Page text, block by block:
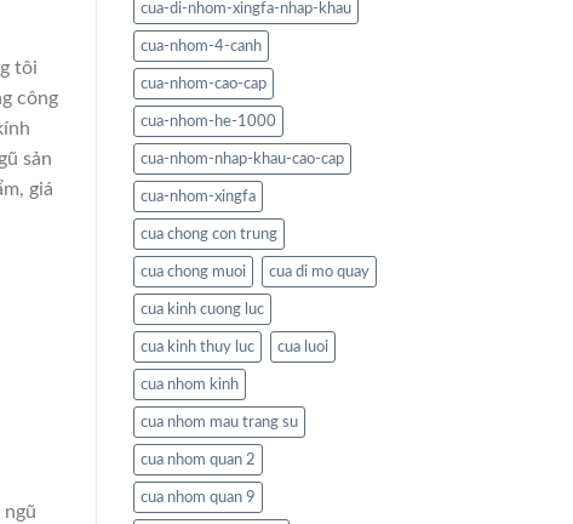
tôi
công
sản
giá
cua-di-nhom-xingfa-nhap-khau
cua-nhom-4-canh
cua-nhom-cao-cap
cua-nhom-he-1000
cua-nhom-nhap-khau-cao-cap
cua-nhom-xingfa
cua chong con trung
cua chong muoi cua di mo quay
cua kinh cuong luc
cua kinh thuy luc cua luoi
cua nhom kinh
cua nhom mau trang su
cua nhom quan 2
cua nhom quan 9